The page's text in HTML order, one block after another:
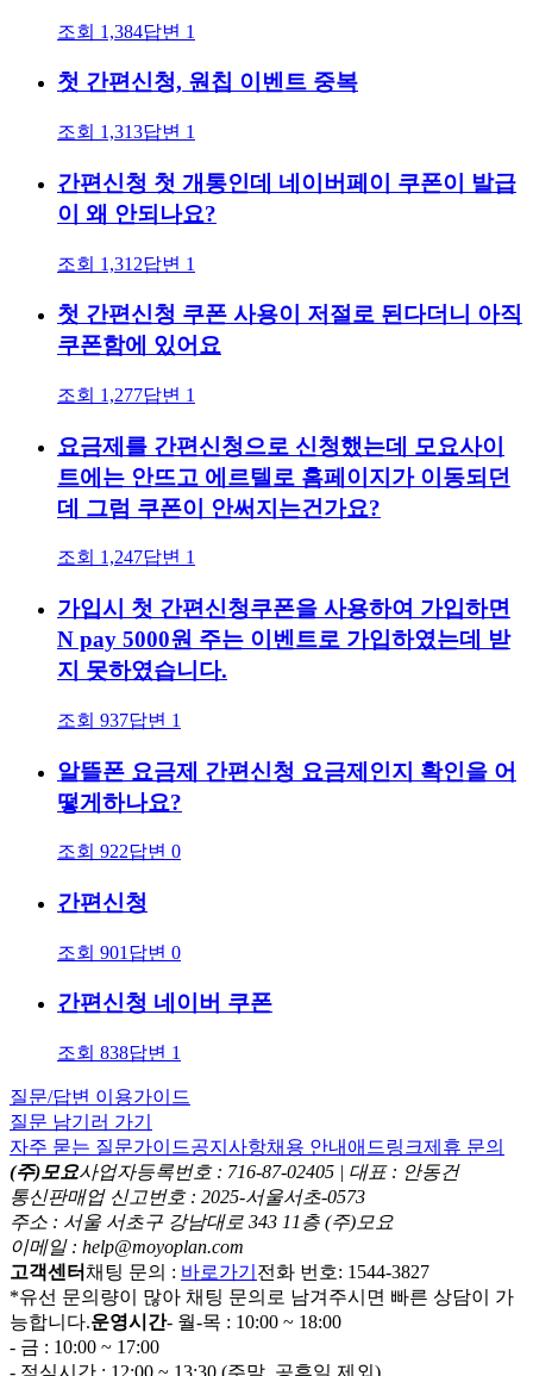
조회 1,384답변 1
첫 간편신청, 원칩 이벤트 중복
조회 1,313답변 1
간편신청 첫 개통인데 네이버페이 쿠폰이 발급
이 왜 안되나요?
조회 1,312답변 1
첫 간편신청 쿠폰 사용이 저절로 된다더니 아직
쿠폰함에 있어요
조회 1,277답변 1
요금제를 간편신청으로 신청했는데 모요사이
트에는 안뜨고 에르텔로 홈페이지가 이동되던
데 그럼 쿠폰이 안써지는건가요?
조회 1,247답변 1
가입시 첫 간편신청쿠폰을 사용하여 가입하면
N pay 5000원 주는 이벤트로 가입하였는데 받
지 못하였습니다.
조회 937답변 1
알뜰폰 요금제 간편신청 요금제인지 확인을 어
떻게하나요?
조회 922답변 0
간편신청
조회 901 답변 0
간편신청 네이버 쿠폰
조회 838답변 1
질문/답변 이용가이드
질문 남기러 가기
자주 묻는 질문가이드공지사항채용 안내 애드링크제휴 문의
(주)모요사업자등록번호 : 716-87-02405 | 대표 : 안동건
통신판매업 신고번호 : 2025-서울서초-0573
주소 : 서울 서초구 강남대로 343 11층 (주)모요
이메일 : help@moyoplan.com
고객센터 채팅 문의 : 바로가기 전화 번호: 1544-3827
*유선 문의량이 많아 채팅 문의로 남겨주시면 빠른 상담이 가
능합니다.운영시간- 월-목 : 10:00 ~ 18:00
- 금 : 10:00 ~ 17:00